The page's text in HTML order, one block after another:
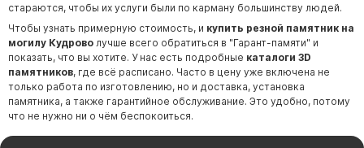
стараются, чтобы их услуги были по карману большинству людей.
Чтобы узнать примерную стоимость, и купить резной памятник на
могилу Кудрово лучше всего обратиться в "Гарант-памяти" и
показать, что вы хотите. У нас есть подробные каталоги 3D
памятников, где всё расписано. Часто в цену уже включена не
только работа по изготовлению, но и доставка, установка
памятника, а также гарантийное обслуживание. Это удобно, потому
что не нужно ни о чём беспокоиться.